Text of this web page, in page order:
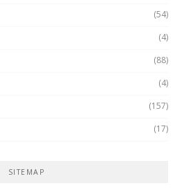
(54)
(4)
(88)
(4)
(157)
(17)
SITEMAP